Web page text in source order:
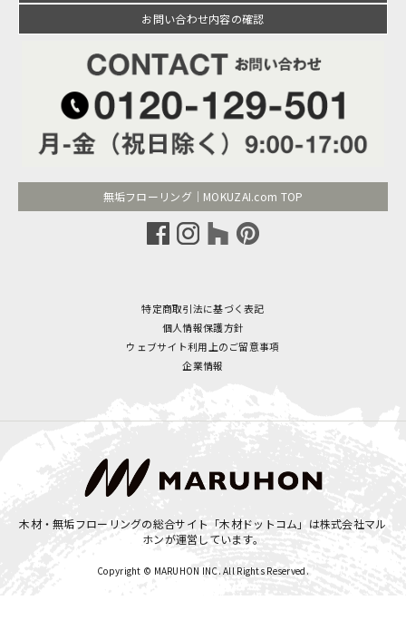
お問い合わせ内容の確認
無垢フローリング｜MOKUZAI.com TOP
特定商取引法に基づく表記
個人情報保護方針
ウェブサイト利用上のご留意事項
企業情報
木材・無垢フローリングの総合サイト「木材ドットコム」は株式会社マル
ホンが運営しています。
Copyright © MARUHON INC. All Rights Reserved.